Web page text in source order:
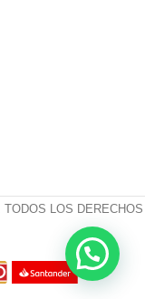
. TODOS LOS DERECHOS